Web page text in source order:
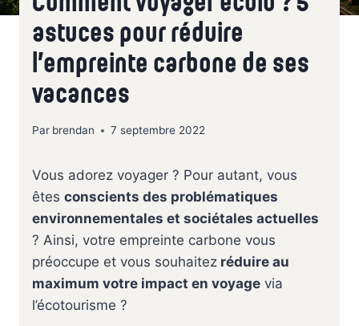
astuces pour réduire
l’empreinte carbone de ses
vacances
Par brendan 7 septembre 2022
Vous adorez voyager ? Pour autant, vous
êtes conscients des problématiques
environnementales et sociétales actuelles
? Ainsi, votre empreinte carbone vous
préoccupe et vous souhaitez réduire au
maximum votre impact en voyage via
l’écotourisme ?